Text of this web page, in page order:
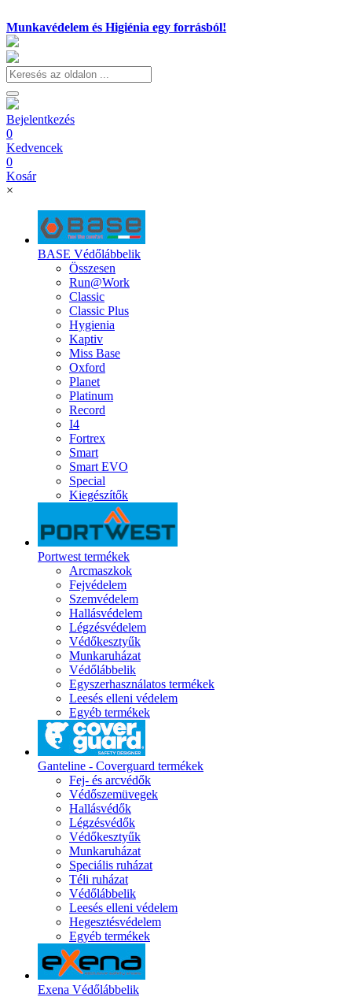
Munkavédelem és Higiénia egy forrásból!
Bejelentkezés
0
Kedvencek
0
Kosár
×
BASE Védőlábbelik
Összesen
Run@Work
Classic
Classic Plus
Hygienia
Kaptiv
Miss Base
Oxford
Planet
Platinum
Record
I4
Fortrex
Smart
Smart EVO
Special
Kiegészítők
Portwest termékek
Arcmaszkok
Fejvédelem
Szemvédelem
Hallásvédelem
Légzésvédelem
Védőkesztyűk
Munkaruházat
Védőlábbelik
Egyszerhasználatos termékek
Leesés elleni védelem
Egyéb termékek
Ganteline - Coverguard termékek
Fej- és arcvédők
Védőszemüvegek
Hallásvédők
Légzésvédők
Védőkesztyűk
Munkaruházat
Speciális ruházat
Téli ruházat
Védőlábbelik
Leesés elleni védelem
Hegesztésvédelem
Egyéb termékek
Exena Védőlábbelik